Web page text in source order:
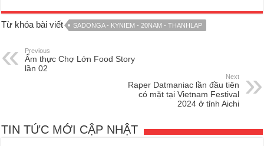
Từ khóa bài viết SADONGA - KYNIEM - 20NAM - THANHLAP
Previous
Ẩm thực Chợ Lớn Food Story
lần 02
Next
Raper Datmaniac lần đầu tiên
có mặt tại Vietnam Festival
2024 ở tỉnh Aichi
TIN TỨC MỚI CẬP NHẬT